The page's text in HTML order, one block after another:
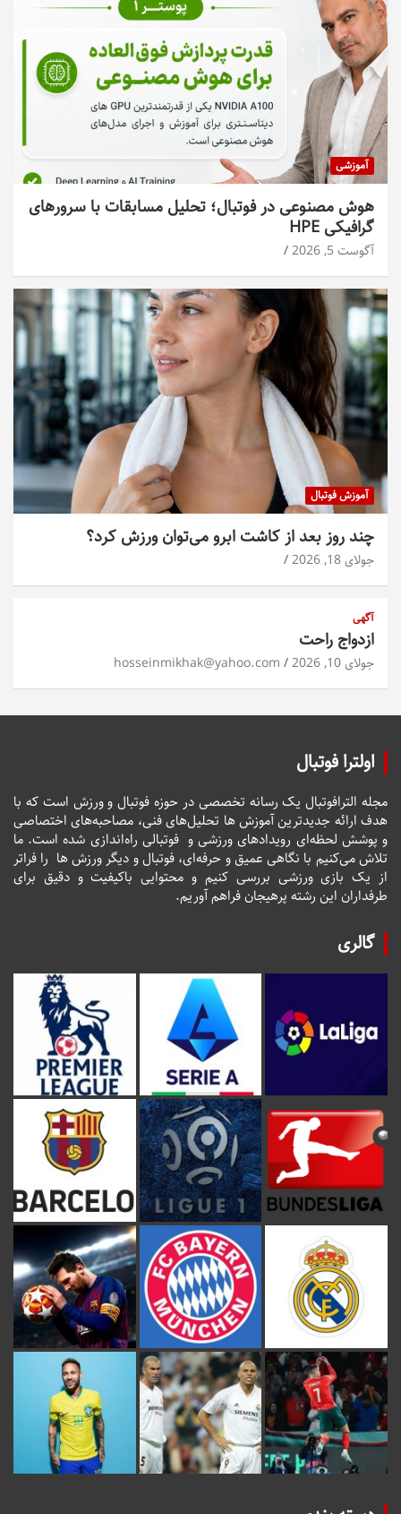
آموزشی
هوش مصنوعی در فوتبال؛ تحلیل مسابقات با سرورهای
گرافیکی HPE
آگوست 5, 2026
آموزش فوتبال
چند روز بعد از کاشت ابرو می‌توان ورزش کرد؟
جولای 18, 2026
آگهی
ازدواج راحت
جولای 10, 2026 hosseinmikhak@yahoo.com
اولترا فوتبال
مجله الترافوتبال یک رسانه تخصصی در حوزه فوتبال و ورزش است که با
هدف ارائه جدیدترین آموزش ها تحلیل‌های فنی، مصاحبه‌های اختصاصی
و پوشش لحظه‌ای رویدادهای ورزشی و فوتبالی راه‌اندازی شده است. ما
تلاش می‌کنیم با نگاهی عمیق و حرفه‌ای، فوتبال و دیگر ورزش ها را فراتر
از یک بازی ورزشی بررسی کنیم و محتوایی باکیفیت و دقیق برای
طرفداران این رشته پرهیجان فراهم آوریم.
گالری